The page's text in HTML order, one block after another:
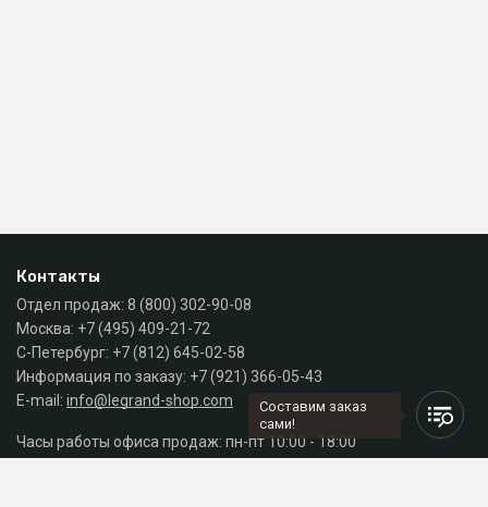
Контакты
Отдел продаж: 8 (800) 302-90-08
Москва: +7 (495) 409-21-72
С-Петербург: +7 (812) 645-02-58
Информация по заказу: +7 (921) 366-05-43
E-mail: info@legrand-shop.com
Часы работы офиса продаж: пн-пт 10:00 - 18:00
Составим заказ
сами!